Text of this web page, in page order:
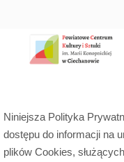
0,00
Niniejsza Polityka
dostępu do informacji na
plików Cookies,